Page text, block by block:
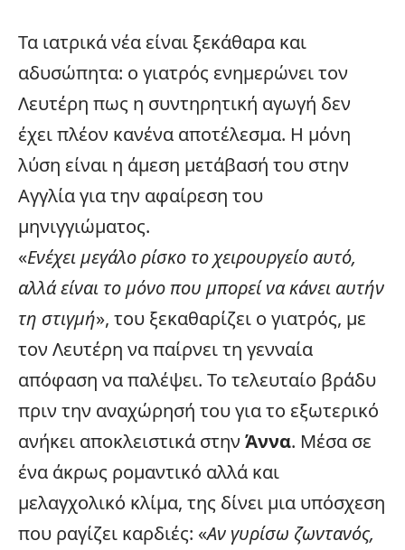
Τα ιατρικά νέα είναι ξεκάθαρα και
αδυσώπητα: ο γιατρός ενημερώνει τον
Λευτέρη πως η συντηρητική αγωγή δεν
έχει πλέον κανένα αποτέλεσμα. Η μόνη
λύση είναι η άμεση μετάβασή του στην
Αγγλία για την αφαίρεση του
μηνιγγιώματος.
«Ενέχει μεγάλο ρίσκο το χειρουργείο αυτό,
αλλά είναι το μόνο που μπορεί να κάνει αυτήν
τη στιγμή», του ξεκαθαρίζει ο γιατρός, με
τον Λευτέρη να παίρνει τη γενναία
απόφαση να παλέψει. Το τελευταίο βράδυ
πριν την αναχώρησή του για το εξωτερικό
ανήκει αποκλειστικά στην Άννα. Μέσα σε
ένα άκρως ρομαντικό αλλά και
μελαγχολικό κλίμα, της δίνει μια υπόσχεση
που ραγίζει καρδιές: «Αν γυρίσω ζωντανός,